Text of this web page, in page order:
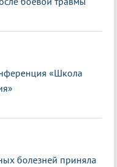
«Школа
болезней приняла